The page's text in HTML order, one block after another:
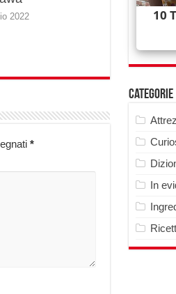
2022
*
Categorie
In